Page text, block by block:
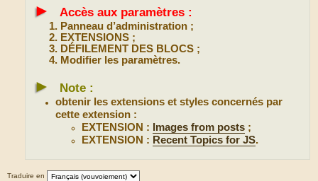
► Accès aux paramètres :
Panneau d’administration ;
EXTENSIONS ;
DÉFILEMENT DES BLOCS ;
Modifier les paramètres.
► Note :
obtenir les extensions et styles concernés par
cette extension :
EXTENSION :
Images from posts ;
EXTENSION : Recent Topics for JS.
Traduire en